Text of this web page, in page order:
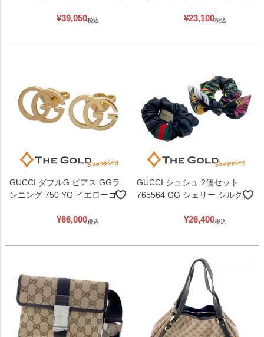
グリーン ゴールドトーン金具
GUCCI 【中古】
¥39,050税込
ンズ グッチ 【中古】
¥23,100税込
GUCCI ダブルG ピアス GGラ
ンニング 750 YG イエローゴー
リー グッチ 【中古】
¥66,000税込
GUCCI シュシュ 2個セット
765564 GG シェリー シルク
ー レディース グッチ 【中古】
¥26,400税込